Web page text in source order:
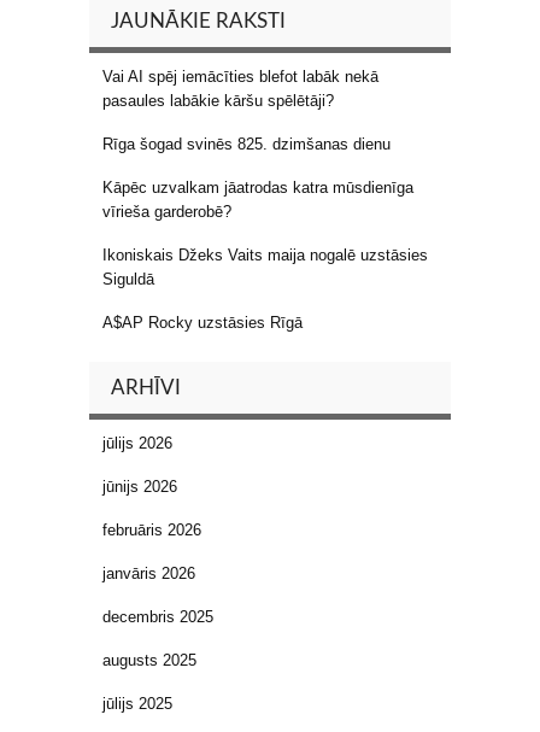
JAUNĀKIE RAKSTI
Vai AI spēj iemācīties blefot labāk nekā
pasaules labākie kāršu spēlētāji?
Rīga šogad svinēs 825. dzimšanas dienu
Kāpēc uzvalkam jāatrodas katra mūsdienīga
vīrieša garderobē?
Ikoniskais Džeks Vaits maija nogalē uzstāsies
Siguldā
A$AP Rocky uzstāsies Rīgā
ARHĪVI
jūlijs 2026
jūnijs 2026
februāris 2026
janvāris 2026
decembris 2025
augusts 2025
jūlijs 2025